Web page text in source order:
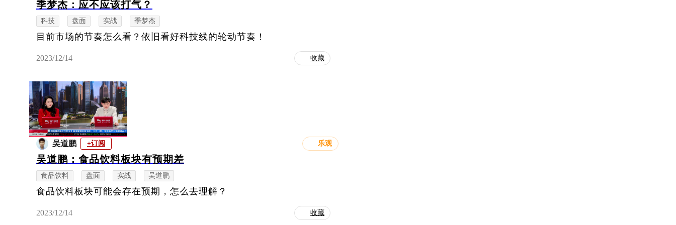
季梦杰：应不应该打气？
科技 盘面 实战 季梦杰
目前市场的节奏怎么看？依旧看好科技线的轮动节奏！
2023/12/14 收藏
吴道鹏 +订阅 乐观
吴道鹏：食品饮料板块有预期差
食品饮料 盘面 实战 吴道鹏
食品饮料板块可能会存在预期，怎么去理解？
2023/12/14 收藏